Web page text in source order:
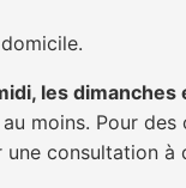
les
moins. Pour
consultation à